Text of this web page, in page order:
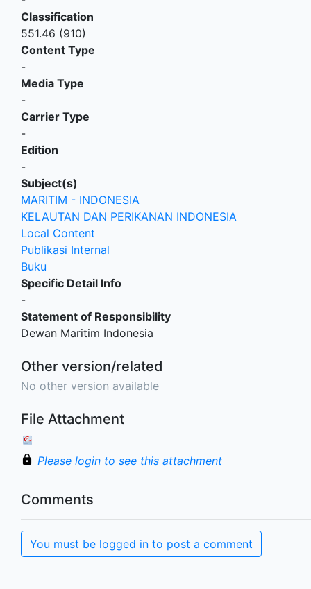
Classification
551.46 (910)
Content Type
-
Media Type
-
Carrier Type
-
Edition
-
Subject(s)
MARITIM - INDONESIA
KELAUTAN DAN PERIKANAN INDONESIA
Local Content
Publikasi Internal
Buku
Specific Detail Info
-
Statement of Responsibility
Dewan Maritim Indonesia
Other version/related
No other version available
File Attachment
Please login to see this attachment
Comments
You must be logged in to post a comment